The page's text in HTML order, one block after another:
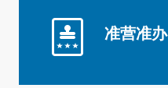
准营准办